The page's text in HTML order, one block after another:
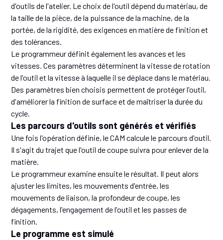
d'outils de l'atelier. Le choix de l'outil dépend du matériau, de
la taille de la pièce, de la puissance de la machine, de la
portée, de la rigidité, des exigences en matière de finition et
des tolérances.
Le programmeur définit également les avances et les
vitesses. Ces paramètres déterminent la vitesse de rotation
de l'outil et la vitesse à laquelle il se déplace dans le matériau.
Des paramètres bien choisis permettent de protéger l'outil,
d'améliorer la finition de surface et de maîtriser la durée du
cycle.
Les parcours d'outils sont générés et vérifiés
Une fois l'opération définie, le CAM calcule le parcours d'outil.
Il s'agit du trajet que l'outil de coupe suivra pour enlever de la
matière.
Le programmeur examine ensuite le résultat. Il peut alors
ajuster les limites, les mouvements d'entrée, les
mouvements de liaison, la profondeur de coupe, les
dégagements, l'engagement de l'outil et les passes de
finition.
Le programme est simulé